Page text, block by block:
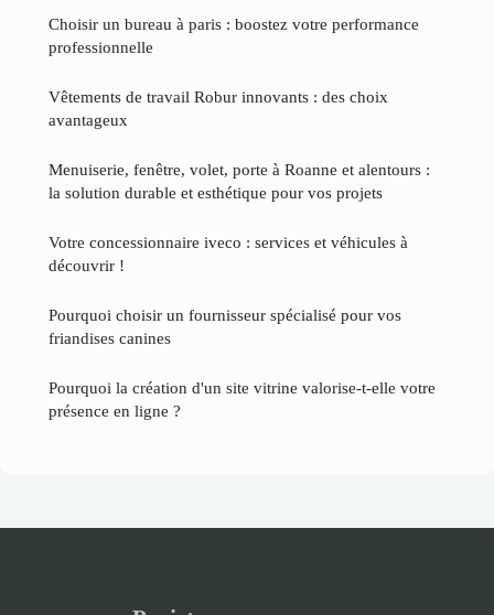
Choisir un bureau à paris : boostez votre performance
professionnelle
Vêtements de travail Robur innovants : des choix
avantageux
Menuiserie, fenêtre, volet, porte à Roanne et alentours :
la solution durable et esthétique pour vos projets
Votre concessionnaire iveco : services et véhicules à
découvrir !
Pourquoi choisir un fournisseur spécialisé pour vos
friandises canines
Pourquoi la création d'un site vitrine valorise-t-elle votre
présence en ligne ?